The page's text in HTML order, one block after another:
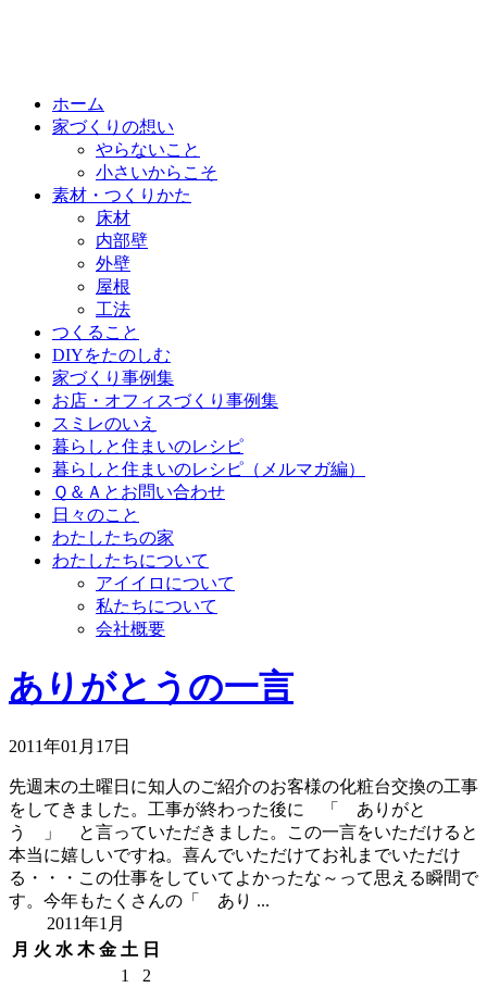
ホーム
家づくりの想い
やらないこと
小さいからこそ
素材・つくりかた
床材
内部壁
外壁
屋根
工法
つくること
DIYをたのしむ
家づくり事例集
お店・オフィスづくり事例集
スミレのいえ
暮らしと住まいのレシピ
暮らしと住まいのレシピ（メルマガ編）
Ｑ＆Ａとお問い合わせ
日々のこと
わたしたちの家
わたしたちについて
アイイロについて
私たちについて
会社概要
ありがとうの一言
2011年01月17日
先週末の土曜日に知人のご紹介のお客様の化粧台交換の工事
をしてきました。工事が終わった後に 「 ありがと
う 」 と言っていただきました。この一言をいただけると
本当に嬉しいですね。喜んでいただけてお礼までいただけ
る・・・この仕事をしていてよかったな～って思える瞬間で
す。今年もたくさんの「 あり ...
2011年1月
月 火 水 木 金 土 日
1
2